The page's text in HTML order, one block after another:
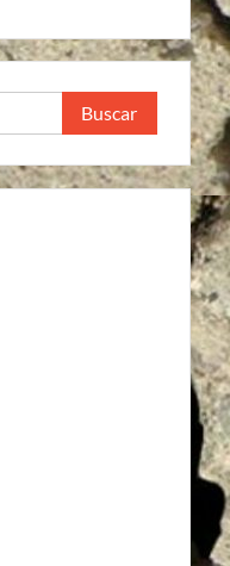
Buscar: